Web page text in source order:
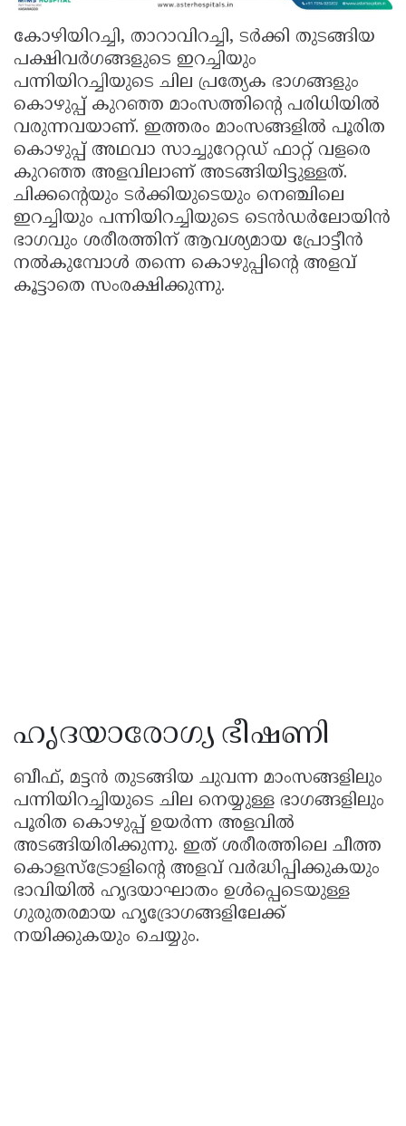
കോഴിയിറച്ചി, താറാവിറച്ചി, ടർക്കി തുടങ്ങിയ
പക്ഷിവർഗങ്ങളുടെ ഇറച്ചിയും
പന്നിയിറച്ചിയുടെ ചില പ്രത്യേക ഭാഗങ്ങളും
കൊഴുപ്പ് കുറഞ്ഞ മാംസത്തിന്റെ പരിധിയിൽ
വരുന്നവയാണ്. ഇത്തരം മാംസങ്ങളിൽ പൂരിത
കൊഴുപ്പ് അഥവാ സാച്ചുറേറ്റഡ് ഫാറ്റ് വളരെ
കുറഞ്ഞ അളവിലാണ് അടങ്ങിയിട്ടുള്ളത്.
ചിക്കന്റെയും ടർക്കിയുടെയും നെഞ്ചിലെ
ഇറച്ചിയും പന്നിയിറച്ചിയുടെ ടെൻഡർലോയിൻ
ഭാഗവും ശരീരത്തിന് ആവശ്യമായ പ്രോട്ടീൻ
നൽകുമ്പോൾ തന്നെ കൊഴുപ്പിന്റെ അളവ്
കൂട്ടാതെ സംരക്ഷിക്കുന്നു.
ഹൃദയാരോഗ്യ ഭീഷണി
ബീഫ്, മട്ടൻ തുടങ്ങിയ ചുവന്ന മാംസങ്ങളിലും
പന്നിയിറച്ചിയുടെ ചില നെയ്യുള്ള ഭാഗങ്ങളിലും
പൂരിത കൊഴുപ്പ് ഉയർന്ന അളവിൽ
അടങ്ങിയിരിക്കുന്നു. ഇത് ശരീരത്തിലെ ചീത്ത
കൊളസ്ട്രോളിന്റെ അളവ് വർദ്ധിപ്പിക്കുകയും
ഭാവിയിൽ ഹൃദയാഘാതം ഉൾപ്പെടെയുള്ള
ഗുരുതരമായ ഹൃദ്രോഗങ്ങളിലേക്ക്
നയിക്കുകയും ചെയ്യും.